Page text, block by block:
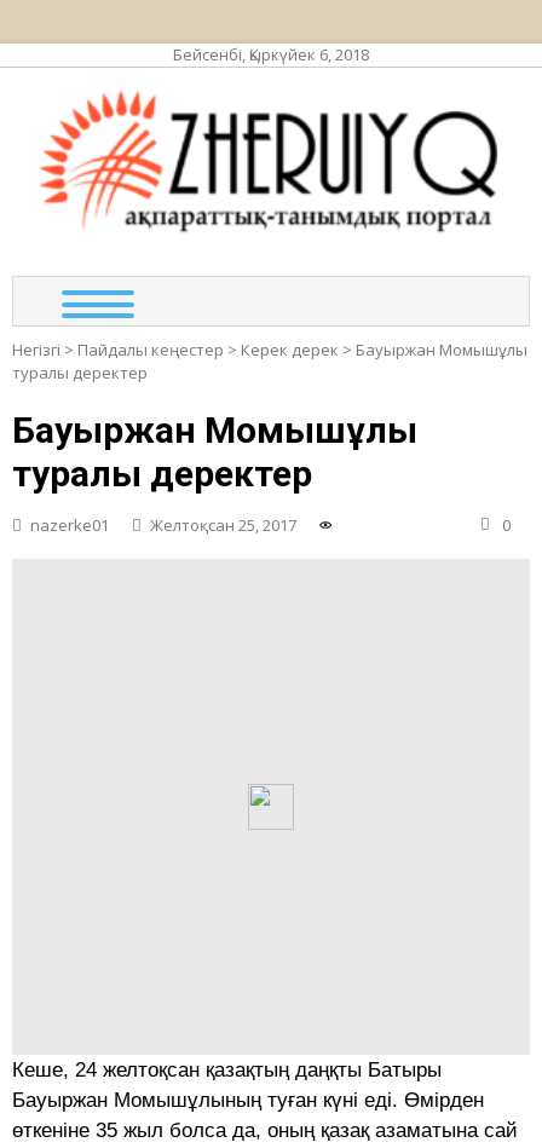
Бейсенбі, Қыркүйек 6, 2018
Негізгі > Пайдалы кеңестер > Керек дерек > Бауыржан Момышұлы
туралы деректер
Бауыржан Момышұлы
туралы деректер
nazerke01 Желтоқсан 25, 2017 0
Кеше, 24 желтоқсан қазақтың даңқты Батыры
Бауыржан Момышұлының туған күні еді. Өмірден
өткеніне 35 жыл болса да, оның қазақ азаматына сай